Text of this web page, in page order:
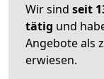
Wir sind seit
tätig und
Angebote als
erwiesen.